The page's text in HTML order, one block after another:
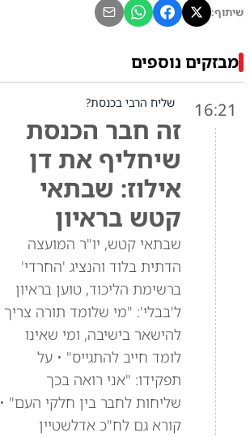
שיתוף:
מבזקים נוספים
16:21 שליח הרבי בכנסת?
זה חבר הכנסת
שיחליף את דן
אילוז: שבתאי
קטש בראיון
שבתאי קטש, יו"ר המועצה
הדתית בלוד והנציג 'החרדי'
ברשימת הליכוד, טוען בראיון
ל'בבלי': "מי שלומד תורה צריך
להישאר בישיבה, ומי שאינו
לומד חייב להתגייס" • על
תפקידו: "אני רואה בכך
שליחות לחבר בין חלקי העם" •
קורא גם לח"כ אדלשטיין